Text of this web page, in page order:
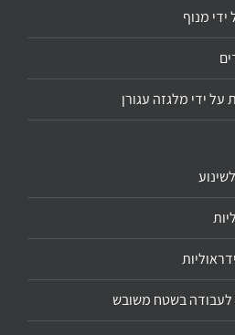
מנוף
על ידי מלגזה עגורן
לעבודה בשטח משובש